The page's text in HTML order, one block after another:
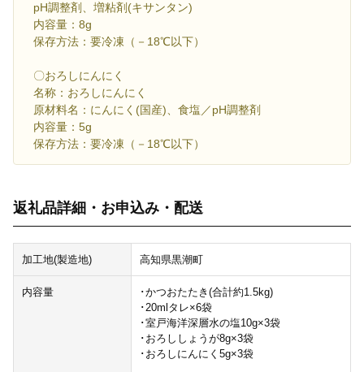
pH調整剤、増粘剤(キサンタン)
内容量：8g
保存方法：要冷凍（－18℃以下）
〇おろしにんにく
名称：おろしにんにく
原材料名：にんにく(国産)、食塩／pH調整剤
内容量：5g
保存方法：要冷凍（－18℃以下）
返礼品詳細・お申込み・配送
加工地(製造地) 高知県黒潮町
内容量
･かつおたたき(合計約1.5kg)
･20mlタレ×6袋
･室戸海洋深層水の塩10g×3袋
･おろししょうが8g×3袋
･おろしにんにく5g×3袋